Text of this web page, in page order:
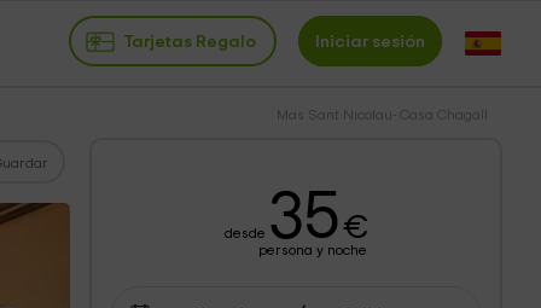
Tarjetas Regalo Iniciar sesión
Mas Sant Nicolau- Casa Chagall
desde 35€
persona y noche